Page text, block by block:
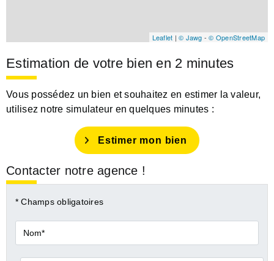
Leaflet | © Jawg -© OpenStreetMap
Estimation de votre bien en 2 minutes
Vous possédez un bien et souhaitez en estimer la valeur,
utilisez notre simulateur en quelques minutes :
Estimer mon bien
Contacter notre agence !
* Champs obligatoires
Nom*